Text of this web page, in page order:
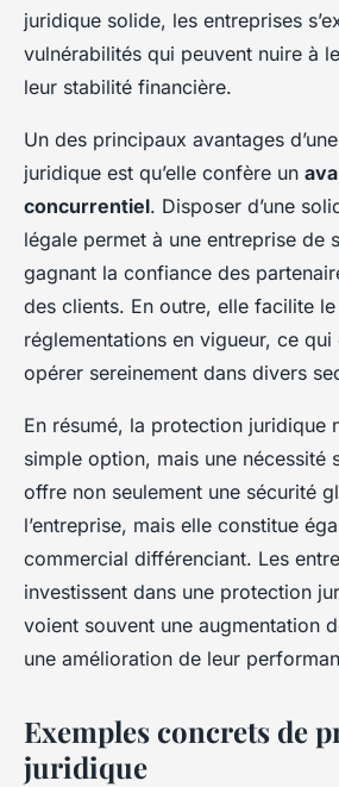
juridique solide, les entreprises
vulnérabilités qui peuvent nuire à
leur stabilité financière.
Un des principaux avantages
juridique est qu’elle confère un
concurrentiel. Disposer d’une
légale permet à une entreprise de
gagnant la confiance des
des clients. En outre, elle facilite
réglementations en vigueur, ce
opérer sereinement dans divers
En résumé, la protection juridique
simple option, mais une nécessité
offre non seulement une sécurité
l’entreprise, mais elle constitue
commercial différenciant. Les
investissent dans une protection
voient souvent une augmentation
une amélioration de leur
Exemples concrets de
juridique